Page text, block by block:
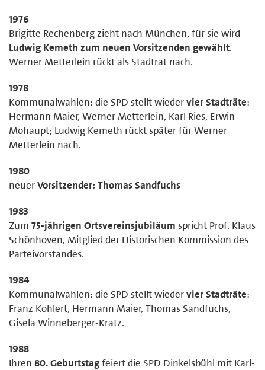
1976
Brigitte Rechenberg zieht nach München, für sie wird
Ludwig Kemeth zum neuen Vorsitzenden gewählt.
Werner Metterlein rückt als Stadtrat nach.
1978
Kommunalwahlen: die SPD stellt wiedervier Stadträte:
Hermann Maier, Werner Metterlein, Karl Ries, Erwin
Mohaupt; Ludwig Kemeth rückt später für Werner
Metterlein nach.
1980
neuerVorsitzender: Thomas Sandfuchs
1983
Zum 75-jährigen Ortsvereinsjubiläum spricht Prof. Klaus
Schönhoven, Mitglied der Historischen Kommission des
Parteivorstandes.
1984
Kommunalwahlen: die SPD stellt wiedervier Stadträte:
Franz Kohlert, Hermann Maier, Thomas Sandfuchs,
Gisela Winneberger-Kratz.
1988
Ihren 80. Geburtstagfeiert die SPD Dinkelsbühl mit Karl-